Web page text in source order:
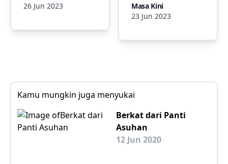
26 Jun 2023
Masa Kini
23 Jun 2023
Kamu mungkin juga menyukai
Berkat dari Panti
Asuhan
12 Jun 2020